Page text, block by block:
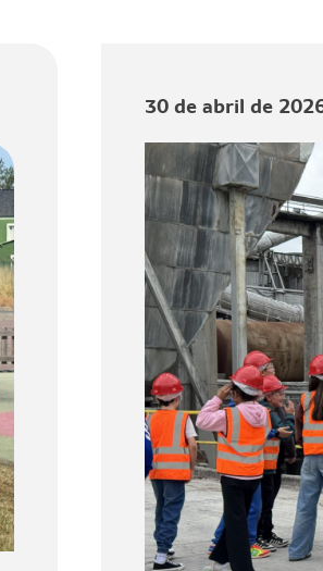
30 de abril de